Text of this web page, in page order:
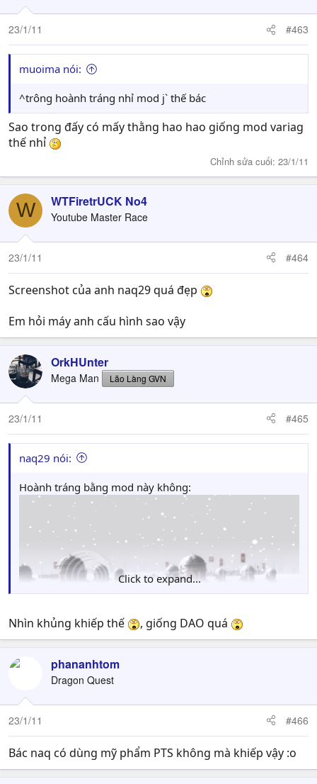
23/1/11 #463
muoima nói:
^trông hoành tráng nhỉ mod j` thế bác
Sao trong đấy có mấy thằng hao hao giống mod variag
thế nhỉ
Chỉnh sửa cuối: 23/1/11
W WTFiretrUCK No4
Youtube Master Race
23/1/11 #464
Screenshot của anh naq29 quá đẹp
Em hỏi máy anh cấu hình sao vậy
OrkHUnter
Mega Man Lão Làng GVN
23/1/11 #465
naq29 nói:
Hoành tráng bằng mod này không:
Click to expand...
Nhìn khủng khiếp thế , giống DAO quá
phananhtom
Dragon Quest
23/1/11 #466
Bác naq có dùng mỹ phẩm PTS không mà khiếp vậy :o